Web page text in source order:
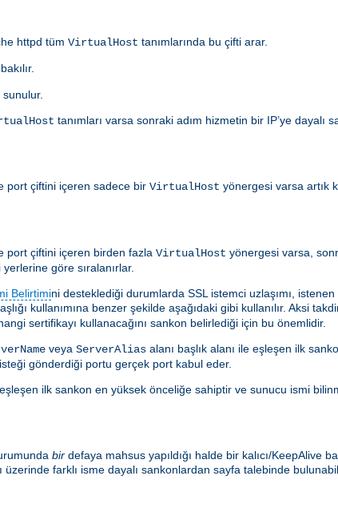
httpd tüm VirtualHost tanımlarında bu çifti arar.
tanımları varsa sonraki adım hizmetin bir IP’ye dayalı
port çiftini içeren sadece bir VirtualHost yönergesi varsa artık
port çiftini içeren birden fazla VirtualHost yönergesi varsa,
göre sıralanırlar.
Belirtimini desteklediği durumlarda SSL istemci uzlaşımı,
kullanımına benzer şekilde aşağıdaki gibi kullanılır. Aksi
sertifikayı kullanacağını sankon belirlediği için bu önemlidir.
veya ServerAlias alanı başlık alanı ile eşleşen ilk
gönderdiği portu gerçek port kabul eder.
ilk sankon en yüksek önceliğe sahiptir ve sunucu ismi
bir defaya mahsus yapıldığı halde bir kalıcı/KeepAlive
farklı isme dayalı sankonlardan sayfa talebinde